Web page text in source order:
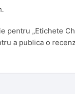
pentru „Etichete
a publica o